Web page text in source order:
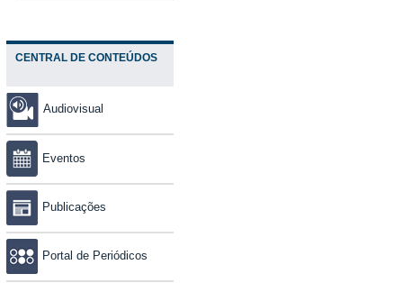
CENTRAL DE CONTEÚDOS
Audiovisual
Eventos
Publicações
Portal de Periódicos